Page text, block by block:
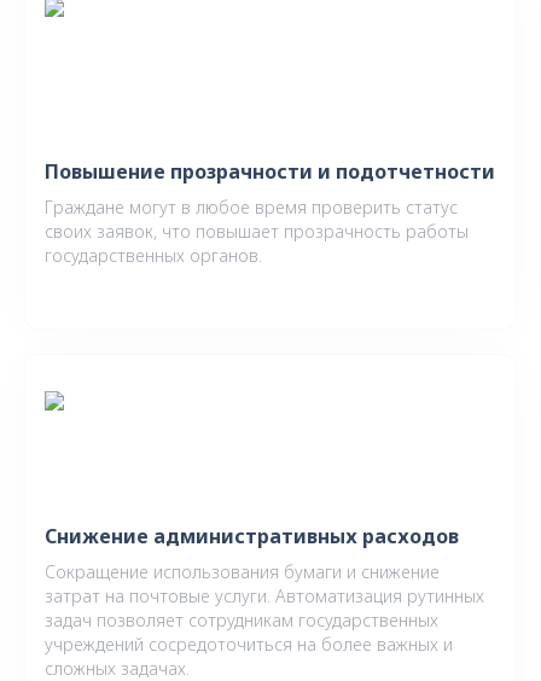
Повышение прозрачности и подотчетности
Граждане могут в любое время проверить статус
своих заявок, что повышает прозрачность работы
государственных органов.
Снижение административных расходов
Сокращение использования бумаги и снижение
затрат на почтовые услуги. Автоматизация рутинных
задач позволяет сотрудникам государственных
учреждений сосредоточиться на более важных и
сложных задачах.